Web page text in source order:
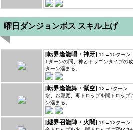
曜日ダンジョンボス スキル上げ
[転界逢龍唱・神牙] 15→10ターン
1ターンの間、神とドラゴンタイプの
ターン溜まる。
[転界逢龍舞・紫空] 12→7ターン
水、お邪魔、毒ドロップを闇ドロップ
ン溜まる。
[継界召龍陣・火闇] 19→12ターン